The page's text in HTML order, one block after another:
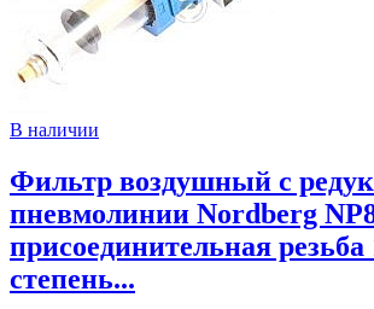
В наличии
Фильтр воздушный с
пневмолинии Nordberg
присоединительная резьба
степень...